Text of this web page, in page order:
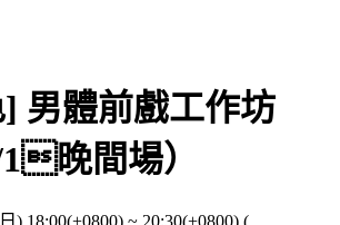
男體前戲工作坊
1晚間場）
) 18:00(+0800) ~ 20:30(+0800) (